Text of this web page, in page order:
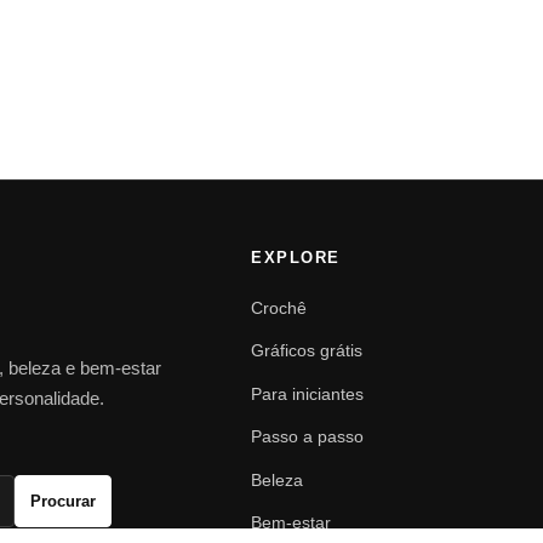
beleza e bem-estar
Procurar
EXPLORE
Crochê
Gráficos grátis
Para iniciantes
Passo a passo
Beleza
Bem-estar